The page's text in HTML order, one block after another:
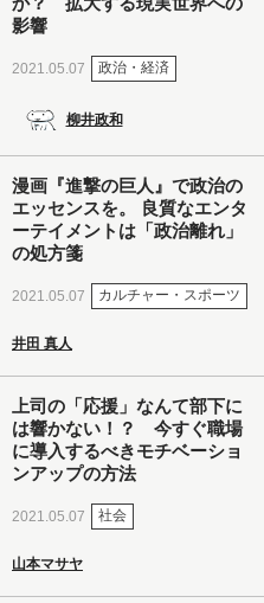
影響
2021.05.07 政治・経済
柳井政和
漫画『進撃の巨人』で政治の
エッセンスを。 良質なエンタ
ーテイメントは「政治離れ」
の処方箋
2021.05.07 カルチャー・スポーツ
井田 真人
上司の「応援」なんて部下に
は響かない！？ 今すぐ職場
に導入するべきモチベーショ
ンアップの方法
2021.05.07 社会
山本マサヤ